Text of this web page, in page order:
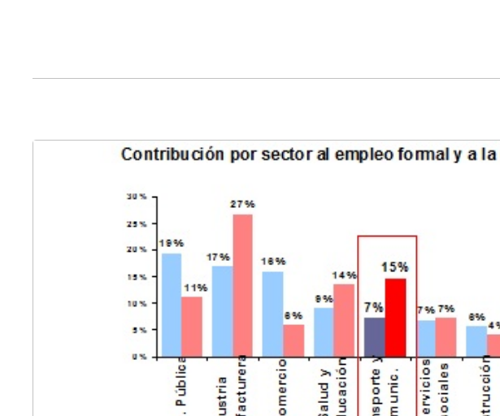
Charlas y
capacitaciones
Analizamos políticas,
programas y realidades locales
para entender sus causas y
efectos. Desarrollamos
proyectos de investigación que
aportan evidencia y soluciones.